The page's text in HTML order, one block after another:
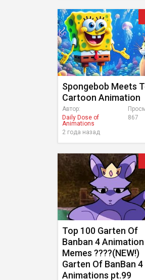
Spongebob Meets
Cartoon Animation
867
Автор:
Daily Dose of
Animations
2 года назад
Top 100 Garten Of
Banban 4 Animation
Memes ????(NEW!)
Garten Of BanBan 4
Animations pt.99